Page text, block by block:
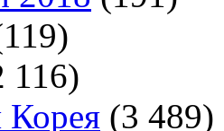
116)
Корея (3 489)